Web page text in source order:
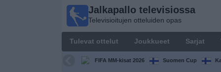
Jalkapallo televisiossa
Televisioitujen otteluiden opas
Tulevat ottelut Joukkueet Sarjat
FIFA MM-kisat 2026 Suomen Cup
Jalkapallo
televisiossa
Televisioitujen
otteluiden opas